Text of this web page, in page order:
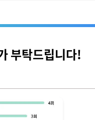
부탁드립니다!